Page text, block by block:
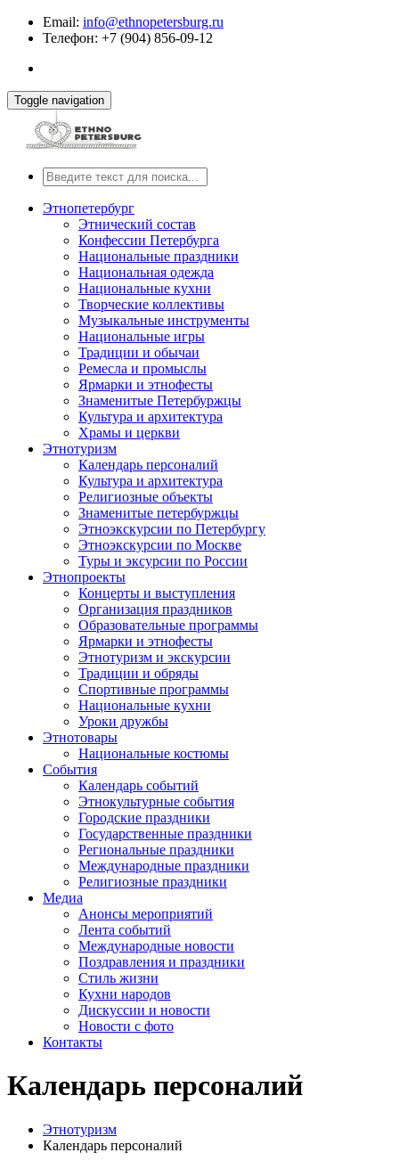
Email: info@ethnopetersburg.ru
Телефон: +7 (904) 856-09-12
Toggle navigation
Этнопетербург
Этнический состав
Конфессии Петербурга
Национальные праздники
Национальная одежда
Национальные кухни
Творческие коллективы
Музыкальные инструменты
Национальные игры
Традиции и обычаи
Ремесла и промыслы
Ярмарки и этнофесты
Знаменитые Петербуржцы
Культура и архитектура
Храмы и церкви
Этнотуризм
Календарь персоналий
Культура и архитектура
Религиозные объекты
Знаменитые петербуржцы
Этноэкскурсии по Петербургу
Этноэкскурсии по Москве
Туры и эксурсии по России
Этнопроекты
Концерты и выступления
Организация праздников
Образовательные программы
Ярмарки и этнофесты
Этнотуризм и экскурсии
Традиции и обряды
Спортивные программы
Национальные кухни
Уроки дружбы
Этнотовары
Национальные костюмы
События
Календарь событий
Этнокультурные события
Городские праздники
Государственные праздники
Региональные праздники
Международные праздники
Религиозные праздники
Медиа
Анонсы мероприятий
Лента событий
Международные новости
Поздравления и праздники
Cтиль жизни
Кухни народов
Дискуссии и новости
Новости с фото
Контакты
Календарь персоналий
Этнотуризм
Календарь персоналий